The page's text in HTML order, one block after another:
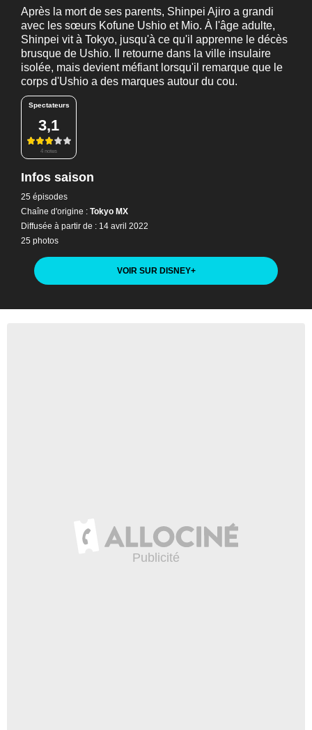
Après la mort de ses parents, Shinpei Ajiro a grandi
avec les sœurs Kofune Ushio et Mio. À l'âge adulte,
Shinpei vit à Tokyo, jusqu'à ce qu'il apprenne le décès
brusque de Ushio. Il retourne dans la ville insulaire
isolée, mais devient méfiant lorsqu'il remarque que le
corps d'Ushio a des marques autour du cou.
Spectateurs
3,1
4 notes
Infos saison
25 épisodes
Chaîne d'origine : Tokyo MX
Diffusée à partir de : 14 avril 2022
25 photos
VOIR SUR DISNEY+